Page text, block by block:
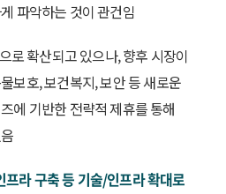
파악하는 것이 관건임
로 확산되고 있으나, 향후 시장이
보호, 보건복지, 보안 등 새로운
에 기반한 전략적 제휴를 통해
라 구축 등 기술/인프라 확대로